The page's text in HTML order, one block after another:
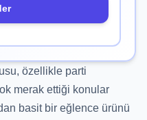
özellikle parti
merak ettiği konular
basit bir eğlence ürünü